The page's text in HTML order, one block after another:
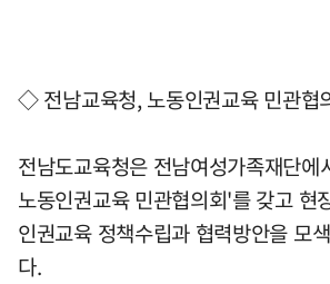
◇ 전남교육청, 노동인권교육 민관협
전남도교육청은 전남여성가족재단에
노동인권교육 민관협의회'를 갖고 현
인권교육 정책수립과 협력방안을 모
다.